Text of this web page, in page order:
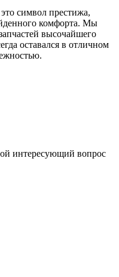
символ престижа,
комфорта. Мы
высочайшего
оставался в отличном
интересующий вопрос